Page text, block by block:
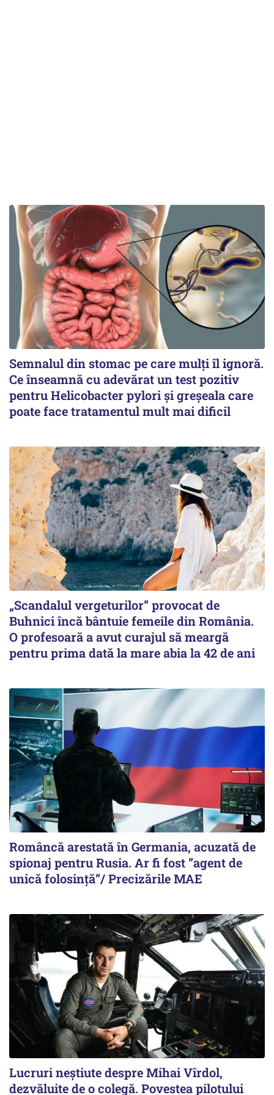
Semnalul din stomac pe care mulți îl ignoră.
Ce înseamnă cu adevărat un test pozitiv
pentru Helicobacter pylori și greșeala care
poate face tratamentul mult mai dificil
„Scandalul vergeturilor” provocat de
Buhnici încă bântuie femeile din România.
O profesoară a avut curajul să meargă
pentru prima dată la mare abia la 42 de ani
Româncă arestată în Germania, acuzată de
spionaj pentru Rusia. Ar fi fost ”agent de
unică folosință”/ Precizările MAE
Lucruri neștiute despre Mihai Vîrdol,
dezvăluite de o colegă. Povestea pilotului